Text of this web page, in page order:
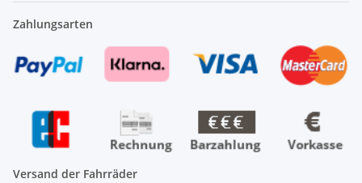
Zahlungsarten
Versand der Fahrräder